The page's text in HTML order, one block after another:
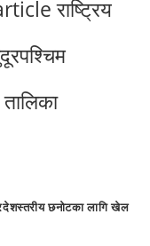
छनोटका लागि खेल